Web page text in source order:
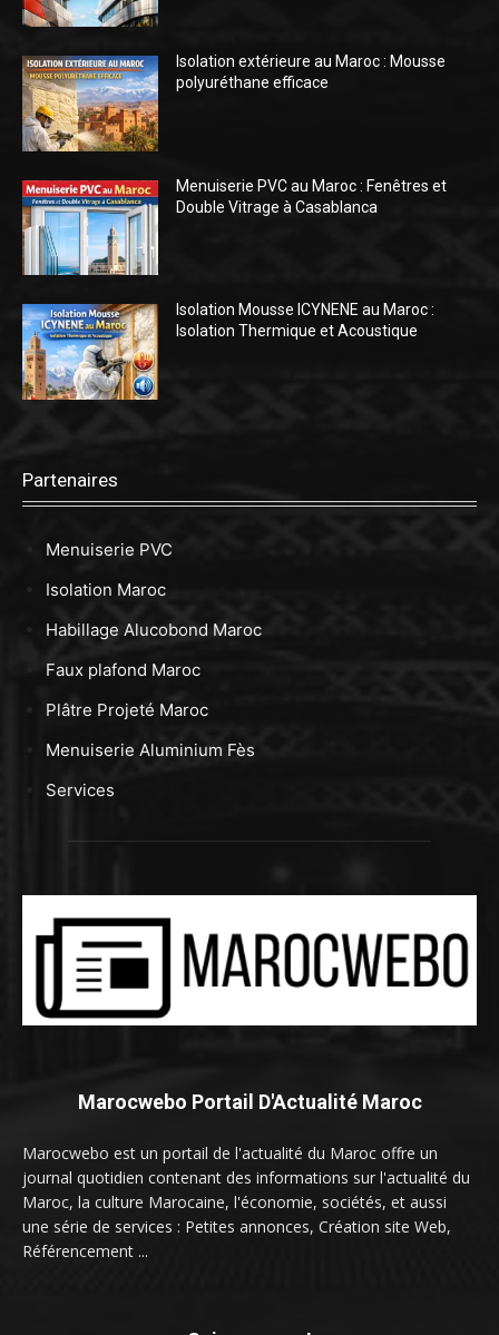
Isolation extérieure au Maroc : Mousse
polyuréthane efficace
Menuiserie PVC au Maroc : Fenêtres et
Double Vitrage à Casablanca
Isolation Mousse ICYNENE au Maroc :
Isolation Thermique et Acoustique
Partenaires
Menuiserie PVC
Isolation Maroc
Habillage Alucobond Maroc
Faux plafond Maroc
Plâtre Projeté Maroc
Menuiserie Aluminium Fès
Services
Marocwebo Portail D'Actualité Maroc
Marocwebo est un portail de l'actualité du Maroc offre un
journal quotidien contenant des informations sur l'actualité du
Maroc, la culture Marocaine, l'économie, sociétés, et aussi
une série de services : Petites annonces, Création site Web,
Référencement ...